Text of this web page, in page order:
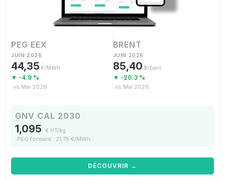
PEG EEX
JUIN 2026
44,35 €/MWh
▼ -4.9 %
vs Mai 2026
BRENT
JUIN 2026
85,40 $/baril
▼ -20.3 %
vs Mai 2026
GNV CAL 2030
1,095 € HT/kg
PEG forward : 21,75 €/MWh
DÉCOUVRIR →